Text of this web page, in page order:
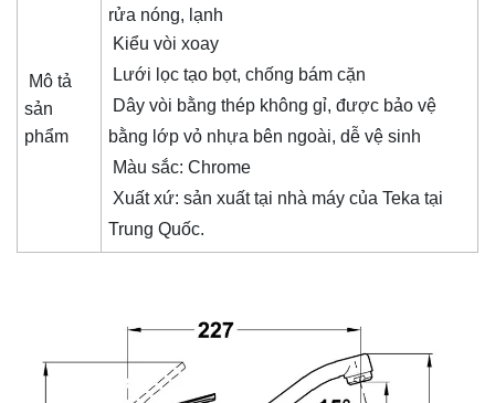
Mô tả
sản
phẩm
rửa nóng, lạnh
Kiểu vòi xoay
Lưới lọc tạo bọt, chống bám cặn
Dây vòi bằng thép không gỉ, được bảo vệ
bằng lớp vỏ nhựa bên ngoài, dễ vệ sinh
Màu sắc: Chrome
Xuất xứ: sản xuất tại nhà máy của Teka tại
Trung Quốc.